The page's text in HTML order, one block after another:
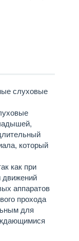
слуховые
который
как при
движений
аппаратов
прохода
для